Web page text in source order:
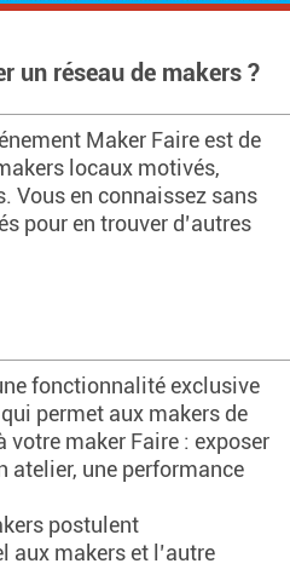
un réseau de makers ?
Maker Faire est de
locaux motivés,
Vous en connaissez sans
pour en trouver d’autres
fonctionnalité exclusive
permet aux makers de
maker Faire : exposer
atelier, une performance
postulent
aux makers et l’autre